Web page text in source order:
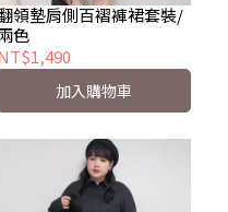
領墊肩側百褶褲裙套裝/
色
加入購物車